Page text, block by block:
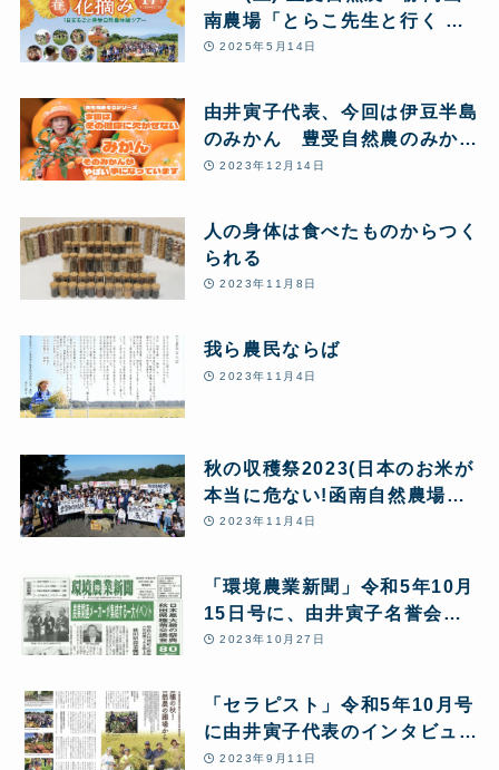
南農場「とらこ先生と行く 春
の花摘みツアー」1日まるごと
2025年5月14日
由井寅子代表、今回は伊豆半島
のみかん 豊受自然農のみかん
農場からお送りします♪
2023年12月14日
人の身体は食べたものからつく
られる
2023年11月8日
我ら農民ならば
2023年11月4日
秋の収穫祭2023(日本のお米が
本当に危ない!函南自然農場か
ら緊急アピールを行いました)
2023年11月4日
「環境農業新聞」令和5年10月
15日号に、由井寅子名誉会長
の「改めて問う!あきたこまち
第24回JPHMAコングレス開催
報告が5ページにわたり特集掲
載されました。
2023年10月27日
「セラピスト」令和5年10月号
に由井寅子代表のインタビュー
記事が掲載されました
2023年9月11日